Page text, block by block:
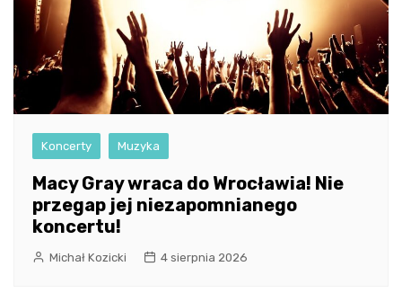
Koncerty Muzyka
Macy Gray wraca do Wrocławia! Nie
przegap jej niezapomnianego
koncertu!
Michał Kozicki 4 sierpnia 2026